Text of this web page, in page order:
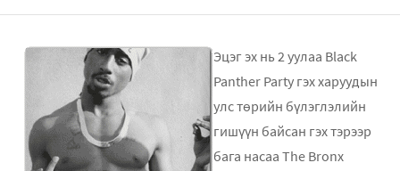
Эцэг эх нь 2 уулаа Black
Panther Party гэх харуудын
улс төрийн бүлэглэлийн
гишүүн байсан гэх тэрээр
бага насаа The Bronx